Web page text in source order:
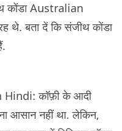
कोंडा Australian
थे. बता दें कि संजीथ कोंडा
कॉफ़ी के आदी
आसान नहीं था. लेकिन,